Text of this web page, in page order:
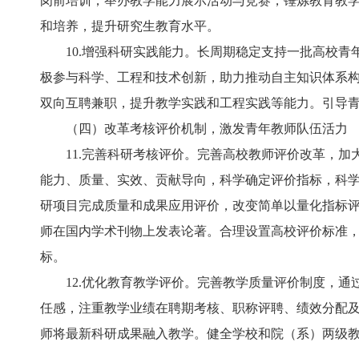
和培养，提升研究生教育水平。
10.增强科研实践能力。长周期稳定支持一批高校青
极参与科学、工程和技术创新，助力推动自主知识体系
双向互聘兼职，提升教学实践和工程实践等能力。引导
（四）改革考核评价机制，激发青年教师队伍活力
11.完善科研考核评价。完善高校教师评价改革，加
能力、质量、实效、贡献导向，科学确定评价指标，科
研项目完成质量和成果应用评价，改变简单以量化指标
师在国内学术刊物上发表论著。合理设置高校评价标准
标。
12.优化教育教学评价。完善教学质量评价制度，通
任感，注重教学业绩在聘期考核、职称评聘、绩效分配
师将最新科研成果融入教学。健全学校和院（系）两级